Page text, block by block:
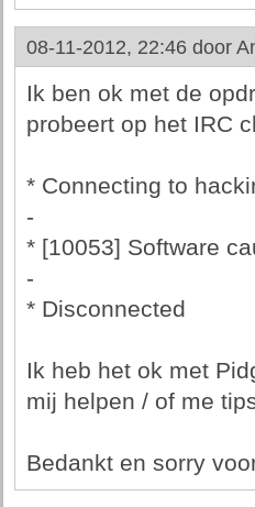
08-11-2012, 22:46 door
Ik ben ok met de
probeert op het IRC
* Connecting to
-
* [10053] Software
-
* Disconnected
Ik heb het ok met
mij helpen / of me
Bedankt en sorry